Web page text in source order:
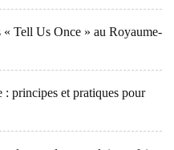
Tell Us Once » au Royaume-
principes et pratiques pour